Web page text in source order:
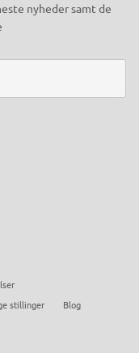
nyheder samt de
stillinger
Blog